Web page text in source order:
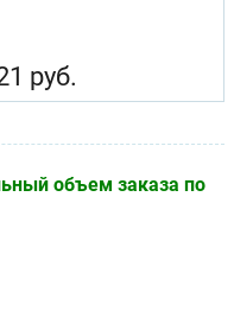
руб.
объем заказа по